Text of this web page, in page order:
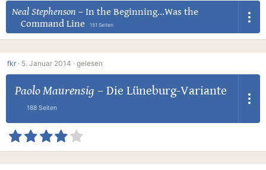
Neal Stephenson – In the Beginning...Was the
Command Line
151 Seiten
fkr · 5. Januar 2014 · gelesen
Paolo Maurensig – Die Lüneburg-Variante
188 Seiten